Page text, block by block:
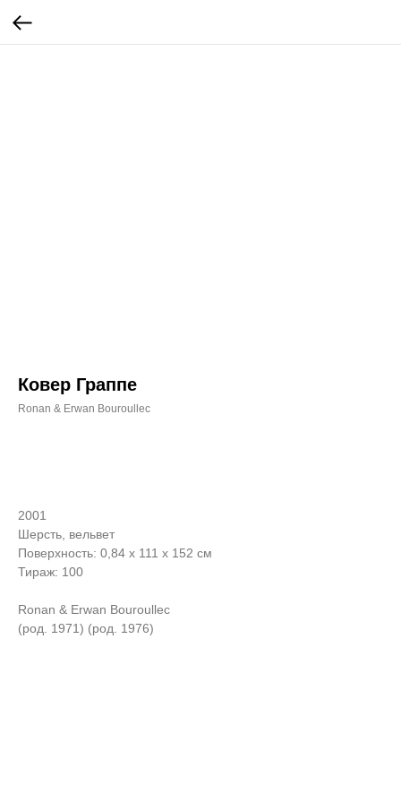
Ковер Граппе
Ronan & Erwan Bouroullec
2001
Шерсть, вельвет
Поверхность: 0,84 х 111 х 152 см
Тираж: 100
Ronan & Erwan Bouroullec
(род. 1971) (род. 1976)